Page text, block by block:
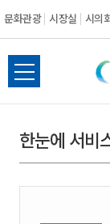
문화관광 시장실 시의
전
체
뉴
열
한눈에 서비